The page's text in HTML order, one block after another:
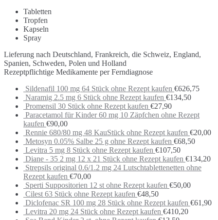
Tabletten
Tropfen
Kapseln
Spray
Lieferung nach Deutschland, Frankreich, die Schweiz, England,
Spanien, Schweden, Polen und Holland
Rezeptpflichtige Medikamente per Ferndiagnose
Sildenafil 100 mg 64 Stück ohne Rezept kaufen €626,75
Naramig 2.5 mg 6 Stück ohne Rezept kaufen €134,50
Promensil 30 Stück ohne Rezept kaufen €27,90
Paracetamol für Kinder 60 mg 10 Zäpfchen ohne Rezept
kaufen €90,00
Rennie 680/80 mg 48 KauStück ohne Rezept kaufen €20,00
Metosyn 0.05% Salbe 25 g ohne Rezept kaufen €68,50
Levitra 5 mg 8 Stück ohne Rezept kaufen €107,50
Diane - 35 2 mg 12 x 21 Stück ohne Rezept kaufen €134,20
Strepsils original 0.6/1.2 mg 24 Lutschtablettenetten ohne
Rezept kaufen €70,00
Sperti Suppositorien 12 st ohne Rezept kaufen €50,00
Cilest 63 Stück ohne Rezept kaufen €48,50
Diclofenac SR 100 mg 28 Stück ohne Rezept kaufen €61,90
Levitra 20 mg 24 Stück ohne Rezept kaufen €410,20